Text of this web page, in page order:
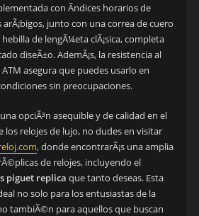
con Ã­ndices horarios de
arÃ¡bigos, junto con una correa de cuero
de lengÃ¼eta clÃ¡sica, completa
diseÃ±o. AdemÃ¡s, la resistencia al
ATM asegura que puedes usarlo en
sin preocupaciones.
opciÃ³n asequible y de calidad en el
los relojes de lujo, no dudes en visitar
, donde encontrarÃ¡s una amplia
de relojes, incluyendo el
piguet replica que tanto deseas. Esta
no solo para los entusiastas de la
tambiÃ©n para aquellos que buscan